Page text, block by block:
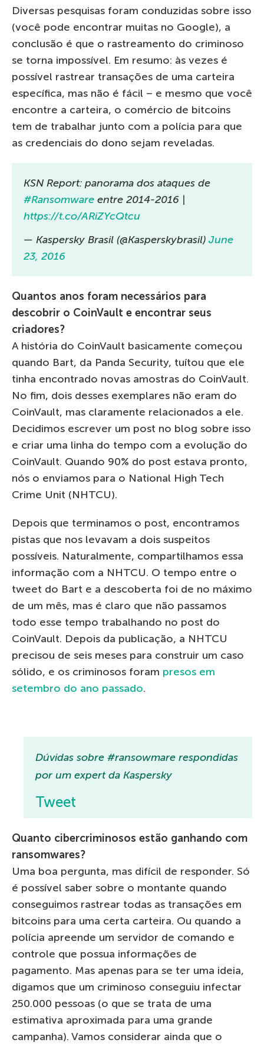
Diversas pesquisas foram conduzidas sobre isso
(você pode encontrar muitas no Google), a
conclusão é que o rastreamento do criminoso
se torna impossível. Em resumo: às vezes é
possível rastrear transações de uma carteira
específica, mas não é fácil – e mesmo que você
encontre a carteira, o comércio de bitcoins
tem de trabalhar junto com a polícia para que
as credenciais do dono sejam reveladas.
KSN Report: panorama dos ataques de
#Ransomware entre 2014-2016 |
https://t.co/ARiZYcQtcu
— Kaspersky Brasil (@Kasperskybrasil) June
23, 2016
Quantos anos foram necessários para
descobrir o CoinVault e encontrar seus
criadores?
A história do CoinVault basicamente começou
quando Bart, da Panda Security, tuítou que ele
tinha encontrado novas amostras do CoinVault.
No fim, dois desses exemplares não eram do
CoinVault, mas claramente relacionados a ele.
Decidimos escrever um post no blog sobre isso
e criar uma linha do tempo com a evolução do
CoinVault. Quando 90% do post estava pronto,
nós o enviamos para o National High Tech
Crime Unit (NHTCU).
Depois que terminamos o post, encontramos
pistas que nos levavam a dois suspeitos
possíveis. Naturalmente, compartilhamos essa
informação com a NHTCU. O tempo entre o
tweet do Bart e a descoberta foi de no máximo
de um mês, mas é claro que não passamos
todo esse tempo trabalhando no post do
CoinVault. Depois da publicação, a NHTCU
precisou de seis meses para construir um caso
sólido, e os criminosos foram presos em
setembro do ano passado.
Dúvidas sobre #ransowmare respondidas
por um expert da Kaspersky
Tweet
Quanto cibercriminosos estão ganhando com
ransomwares?
Uma boa pergunta, mas difícil de responder. Só
é possível saber sobre o montante quando
conseguimos rastrear todas as transações em
bitcoins para uma certa carteira. Ou quando a
polícia apreende um servidor de comando e
controle que possua informações de
pagamento. Mas apenas para se ter uma ideia,
digamos que um criminoso conseguiu infectar
250.000 pessoas (o que se trata de uma
estimativa aproximada para uma grande
campanha). Vamos considerar ainda que o